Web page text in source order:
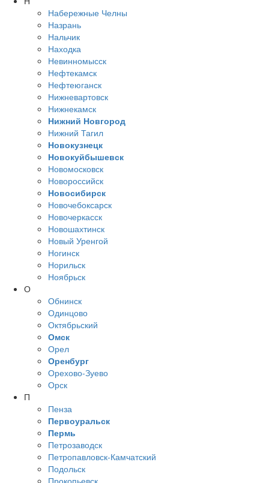
Набережные Челны
Назрань
Нальчик
Находка
Невинномысск
Нефтекамск
Нефтеюганск
Нижневартовск
Нижнекамск
Нижний Новгород
Нижний Тагил
Новокузнецк
Новокуйбышевск
Новомосковск
Новороссийск
Новосибирск
Новочебоксарск
Новочеркасск
Новошахтинск
Новый Уренгой
Ногинск
Норильск
Ноябрьск
О
Обнинск
Одинцово
Октябрьский
Омск
Орел
Оренбург
Орехово-Зуево
Орск
П
Пенза
Первоуральск
Пермь
Петрозаводск
Петропавловск-Камчатский
Подольск